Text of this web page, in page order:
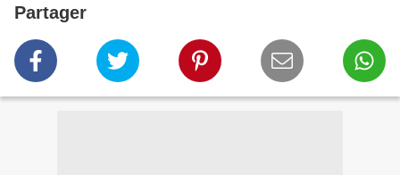
Partager